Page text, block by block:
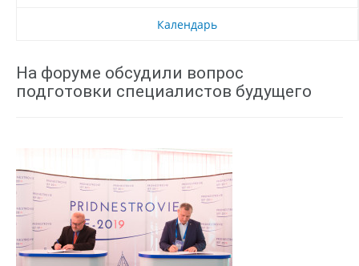
Календарь
На форуме обсудили вопрос
подготовки специалистов будущего